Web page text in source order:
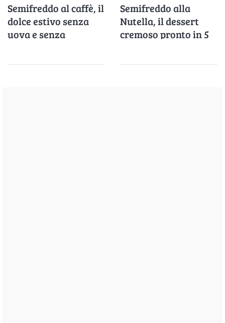
Semifreddo al caffè, il
dolce estivo senza
uova e senza
Semifreddo alla
Nutella, il dessert
cremoso pronto in 5